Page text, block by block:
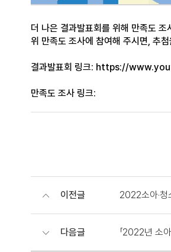
더 나은 결과발표회를 위해 만족도
위 만족도 조사에 참여해 주시면, 추
결과발표회 링크: https://
만족도 조사 링크:
이전글 2022소아·청
다음글 「2022년 소